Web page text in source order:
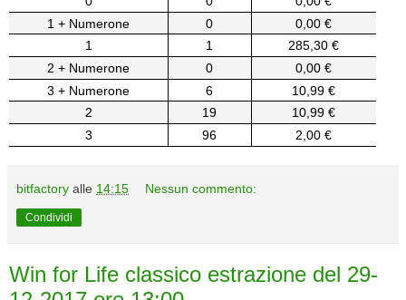
1 + Numerone
0
0,00 €
1
1
285,30 €
2 + Numerone
0
0,00 €
3 + Numerone
6
10,99 €
2
19
10,99 €
3
96 2,00 €
bitfactory alle 14:15 Nessun commento:
Condividi
Win for Life classico estrazione del 29-